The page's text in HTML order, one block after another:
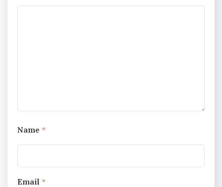
Name *
Email *